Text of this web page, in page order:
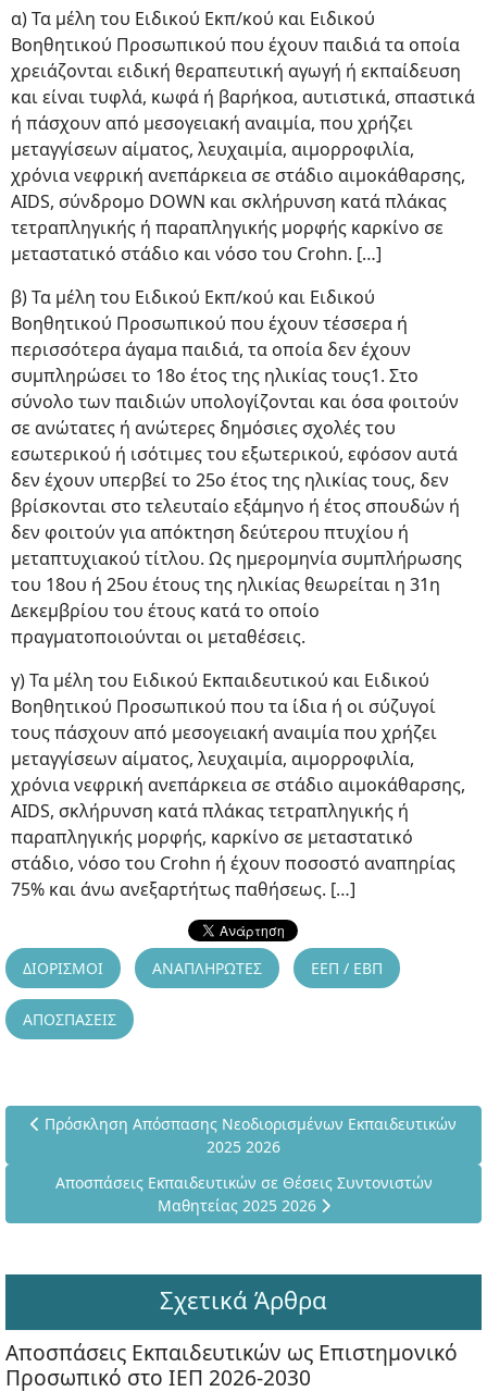
α) Τα μέλη του Ειδικού Εκπ/κού και Ειδικού
Βοηθητικού Προσωπικού που έχουν παιδιά τα οποία
χρειάζονται ειδική θεραπευτική αγωγή ή εκπαίδευση
και είναι τυφλά, κωφά ή βαρήκοα, αυτιστικά, σπαστικά
ή πάσχουν από μεσογειακή αναιμία, που χρήζει
μεταγγίσεων αίματος, λευχαιμία, αιμορροφιλία,
χρόνια νεφρική ανεπάρκεια σε στάδιο αιμοκάθαρσης,
AIDS, σύνδρομο DOWN και σκλήρυνση κατά πλάκας
τετραπληγικής ή παραπληγικής μορφής καρκίνο σε
μεταστατικό στάδιο και νόσο του Crohn. […]
β) Τα μέλη του Ειδικού Εκπ/κού και Ειδικού
Βοηθητικού Προσωπικού που έχουν τέσσερα ή
περισσότερα άγαμα παιδιά, τα οποία δεν έχουν
συμπληρώσει το 18ο έτος της ηλικίας τους1. Στο
σύνολο των παιδιών υπολογίζονται και όσα φοιτούν
σε ανώτατες ή ανώτερες δημόσιες σχολές του
εσωτερικού ή ισότιμες του εξωτερικού, εφόσον αυτά
δεν έχουν υπερβεί το 25ο έτος της ηλικίας τους, δεν
βρίσκονται στο τελευταίο εξάμηνο ή έτος σπουδών ή
δεν φοιτούν για απόκτηση δεύτερου πτυχίου ή
μεταπτυχιακού τίτλου. Ως ημερομηνία συμπλήρωσης
του 18ου ή 25ου έτους της ηλικίας θεωρείται η 31η
Δεκεμβρίου του έτους κατά το οποίο
πραγματοποιούνται οι μεταθέσεις.
γ) Τα μέλη του Ειδικού Εκπαιδευτικού και Ειδικού
Βοηθητικού Προσωπικού που τα ίδια ή οι σύζυγοί
τους πάσχουν από μεσογειακή αναιμία που χρήζει
μεταγγίσεων αίματος, λευχαιμία, αιμορροφιλία,
χρόνια νεφρική ανεπάρκεια σε στάδιο αιμοκάθαρσης,
AΙDS, σκλήρυνση κατά πλάκας τετραπληγικής ή
παραπληγικής μορφής, καρκίνο σε μεταστατικό
στάδιο, νόσο του Crohn ή έχουν ποσοστό αναπηρίας
75% και άνω ανεξαρτήτως παθήσεως. […]
ΔΙΟΡΙΣΜΟΙ ΑΝΑΠΛΗΡΩΤΕΣ ΕΕΠ / ΕΒΠ
ΑΠΟΣΠΑΣΕΙΣ
Προηγούμενο άρθρο: Πρόσκληση Απόσπασης Νεοδιορισμένων
Πρόσκληση Απόσπασης Νεοδιορισμένων Εκπαιδευτικών
2025 2026
Επόμενο άρθρο: Αποσπάσεις Εκπαιδευτικών σε Θέσεις
Αποσπάσεις Εκπαιδευτικών σε Θέσεις Συντονιστών
Μαθητείας 2025 2026
Σχετικά Άρθρα
Αποσπάσεις Εκπαιδευτικών ως Επιστημονικό
Προσωπικό στο ΙΕΠ 2026-2030